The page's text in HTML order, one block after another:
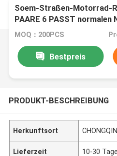
Soem-Straßen-Motorrad-
PAARE 6 PASST
zusammen
MOQ：200PCS
Bestpreis
PRODUKT-BESCHREIBUNG
Herkunftsort
Lieferzeit 10-30 Tage